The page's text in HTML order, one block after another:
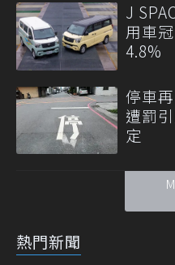
J
用車
4.8%
停車
遭罰
定
熱門新聞